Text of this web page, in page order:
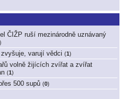
ČIŽP ruší mezinárodně uznávaný
)
varují vědci (1)
volně žijících zvířat a zvířat
(1)
500 supů (0)